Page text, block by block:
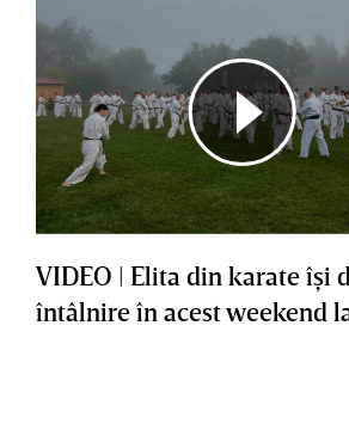
VIDEO | Elita din karate îşi
întâlnire în acest weekend